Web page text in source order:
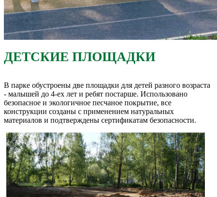
ДЕТСКИЕ ПЛОЩАДКИ
В парке обустроены две площадки для детей разного возраста
- малышей до 4-ех лет и ребят постарше. Использовано
безопасное и экологичное песчаное покрытие, все
конструкции созданы с применением натуральных
материалов и подтверждены сертификатам безопасности.